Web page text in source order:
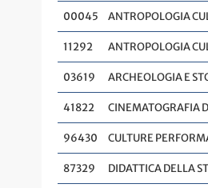
00045 ANTROPOLOGIA
11292 ANTROPOLOGIA
03619 ARCHEOLOGIA E
41822 CINEMATOGRAFIA
96430 CULTURE
87329 DIDATTICA DELLA